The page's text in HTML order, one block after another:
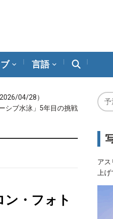
言語
2026/04/28）
シブ水泳」5年目の挑戦
・フォト
アス
上